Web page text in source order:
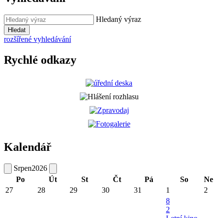
Hledaný výraz
Hledat
rozšířené vyhledávání
Rychlé odkazy
Kalendář
Srpen2026
Po
Út St Čt Pá So
Ne
27
28 29 30 31 1 2
8
2